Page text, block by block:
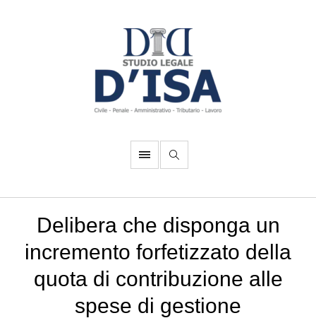
Delibera che disponga un
incremento forfetizzato della
quota di contribuzione alle
spese di gestione